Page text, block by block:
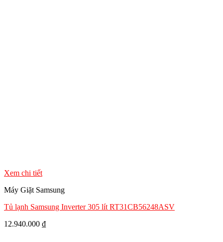
Xem chi tiết
Máy Giặt Samsung
Tủ lạnh Samsung Inverter 305 lít RT31CB56248ASV
12.940.000 ₫